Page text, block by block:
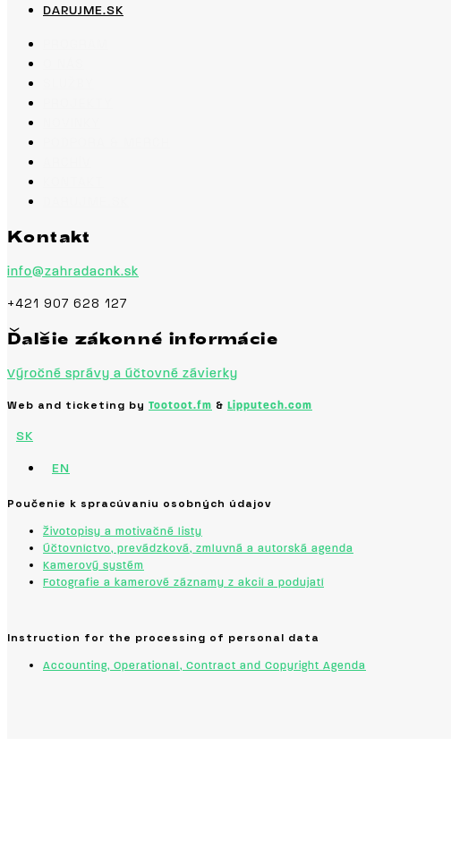
DARUJME.SK
Kontakt
info@zahradacnk.sk
+421 907 628 127
Ďalšie zákonné informácie
Výročné správy a účtovné závierky
Web and ticketing by Tootoot.fm & Lipputech.com
SK
EN
Poučenie k spracúvaniu osobných údajov
Životopisy a motivačné listy
Účtovníctvo, prevádzková, zmluvná a autorská agenda
Kamerový systém
Fotografie a kamerové záznamy z akcií a podujatí
Instruction for the processing of personal data
Accounting, Operational, Contract and Copyright Agenda